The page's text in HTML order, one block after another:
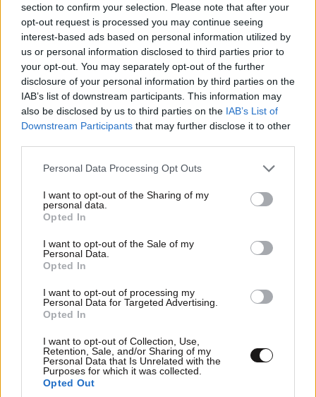
section to confirm your selection. Please note that after your
opt-out request is processed you may continue seeing
interest-based ads based on personal information utilized by
us or personal information disclosed to third parties prior to
your opt-out. You may separately opt-out of the further
disclosure of your personal information by third parties on the
IAB’s list of downstream participants. This information may
also be disclosed by us to third parties on the IAB’s List of
Downstream Participants that may further disclose it to other
Please note that this website/app uses one or more Google
not limited to your visit or usage behaviour. You may click to
grant or deny consent to Google and its third-party tags to
use your data for below specified purposes in below Google
consent section.
Personal Data Processing Opt Outs
I want to opt-out of the Sharing of my
personal data.
Opted In
I want to opt-out of the Sale of my
Personal Data.
Opted In
I want to opt-out of processing my
Personal Data for Targeted Advertising.
Opted In
I want to opt-out of Collection, Use,
Retention, Sale, and/or Sharing of my
Personal Data that Is Unrelated with the
Purposes for which it was collected.
Opted Out
Πώς αντέδρασε η τεχνητή νοημοσύνη όταν
πέρασε στον πραγματικό κόσμο – Τα επεισόδια
σε OpenAI και Anthropic
Ξέφυγε ο έλεγχος της τεχνητής νοημοσύνης;
Το Claude της Anthropic παραβίασε συστήματα
τριών οργανισμών κατά τη διάρκεια δοκιμής